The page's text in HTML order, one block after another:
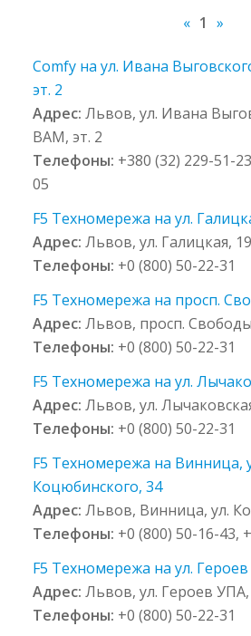
« 1 »
Comfy на ул. Ивана
эт. 2
Адрес:Львов, ул. Ивана
ВАМ, эт. 2
Телефоны: +380 (32) 229-51-
05
F5 Техномережа на ул.
Адрес:Львов, ул. Галицкая, 19
Телефоны: +0 (800) 50-22-31
F5 Техномережа на просп.
Адрес:Львов, просп.
Телефоны: +0 (800) 50-22-31
F5 Техномережа на ул.
Адрес:Львов, ул.
Телефоны: +0 (800) 50-22-31
F5 Техномережа на Винница,
Коцюбинского, 34
Адрес:Львов, Винница, ул.
Телефоны: +0 (800) 50-16-43,
F5 Техномережа на ул.
Адрес:Львов, ул. Героев УПА,
Телефоны: +0 (800) 50-22-31